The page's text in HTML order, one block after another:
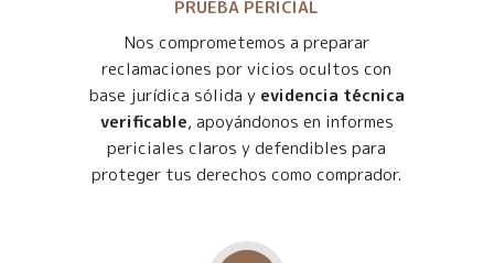
PRUEBA PERICIAL
Nos comprometemos a preparar
reclamaciones por vicios ocultos con
base jurídica sólida y evidencia técnica
verificable, apoyándonos en informes
periciales claros y defendibles para
proteger tus derechos como comprador.